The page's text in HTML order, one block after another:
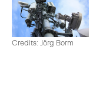
Credits: Jörg Borm